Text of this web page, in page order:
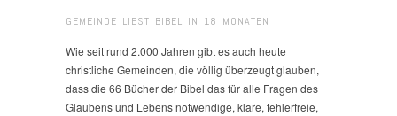
GEMEINDE LIEST BIBEL IN 18 MONATEN
Wie seit rund 2.000 Jahren gibt es auch heute
christliche Gemeinden, die völlig überzeugt glauben,
dass die 66 Bücher der Bibel das für alle Fragen des
Glaubens und Lebens notwendige, klare, fehlerfreie,